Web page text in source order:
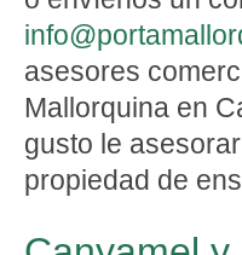
asesores
Mallorquina en
gusto le
propiedad de